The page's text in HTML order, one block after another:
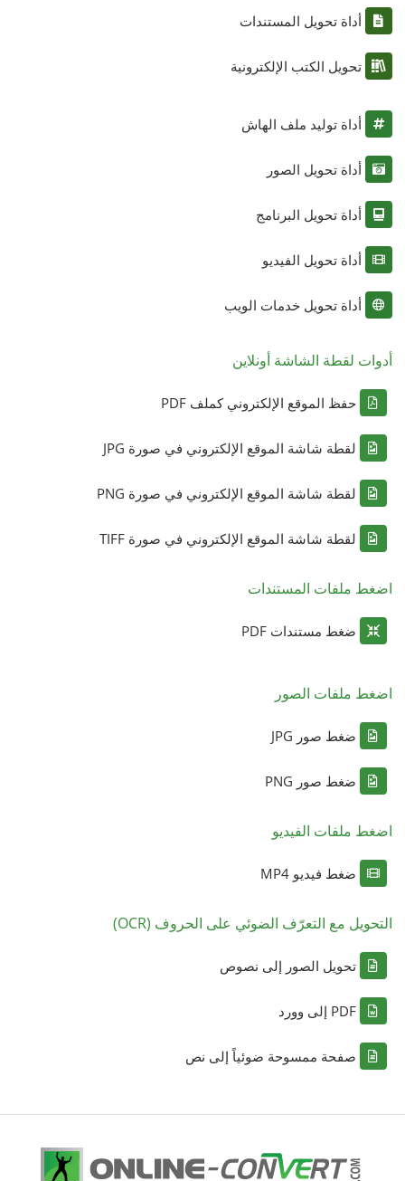
أداة تحويل المستندات
تحويل الكتب الإلكترونية
أداة توليد ملف الهاش
أداة تحويل الصور
أداة تحويل البرنامج
أداة تحويل الفيديو
أداة تحويل خدمات الويب
أدوات لقطة الشاشة أونلاين
حفظ الموقع الإلكتروني كملف PDF
لقطة شاشة الموقع الإلكتروني في صورة JPG
لقطة شاشة الموقع الإلكتروني في صورة PNG
لقطة شاشة الموقع الإلكتروني في صورة TIFF
اضغط ملفات المستندات
ضغط مستندات PDF
اضغط ملفات الصور
ضغط صور JPG
ضغط صور PNG
اضغط ملفات الفيديو
ضغط فيديو MP4
التحويل مع التعرّف الضوئي على الحروف (OCR)
تحويل الصور إلى نصوص
PDF إلى وورد
صفحة ممسوحة ضوئياً إلى نص